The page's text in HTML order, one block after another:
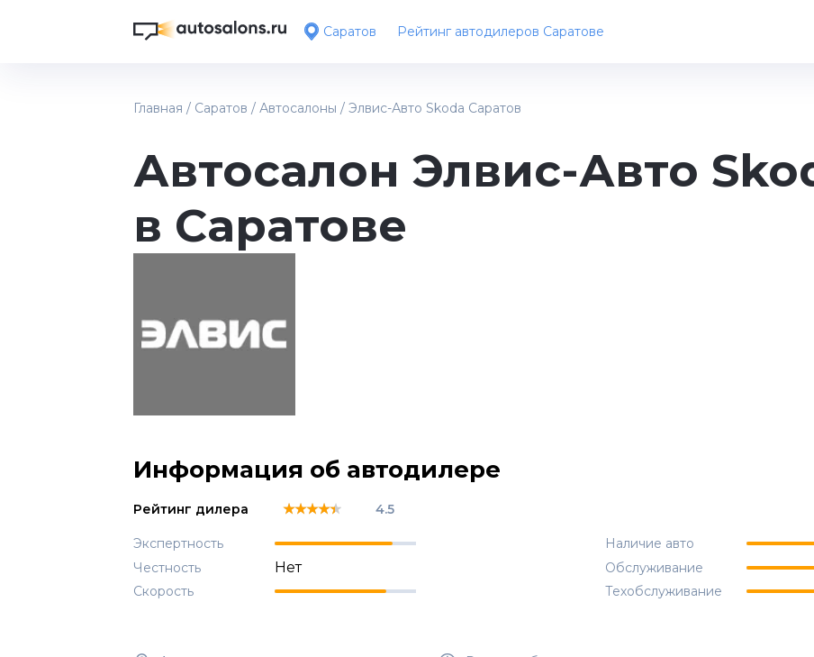
Главная / Саратов / Автосалоны / Элвис-Авто Skoda Саратов
Саратов Рейтинг автодилеров Саратове
Автосалон Элвис-Авто
в Саратове
Информация об автодилере
Рейтинг дилера ★★★★★
★★★★★
★★★★★ 4.5
Экспертность
Честность
Нет
Скорость
Наличие авто
Обслуживание
Техобслуживание